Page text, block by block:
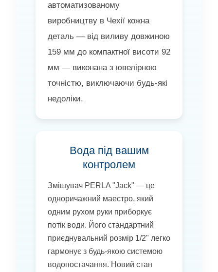
автоматизованому
виробництву в Чехії кожна
деталь — від виливу довжиною
159 мм до компактної висоти 92
мм — виконана з ювелірною
точністю, виключаючи будь-які
недоліки.
Вода під вашим
контролем
Змішувач PERLA "Jack" — це
одноричажний маестро, який
одним рухом руки приборкує
потік води. Його стандартний
приєднувальний розмір 1/2" легко
гармонує з будь-якою системою
водопостачання. Новий стан